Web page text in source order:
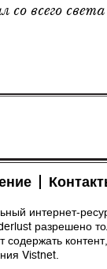
всего света
интернет-
разрешено
Vistnet